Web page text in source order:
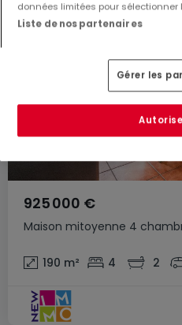
Maison mitoyenne 4
925 000 €
190 m² 4 2
données limitées pour sélectionner
Liste de nos partenaires
Gérer les